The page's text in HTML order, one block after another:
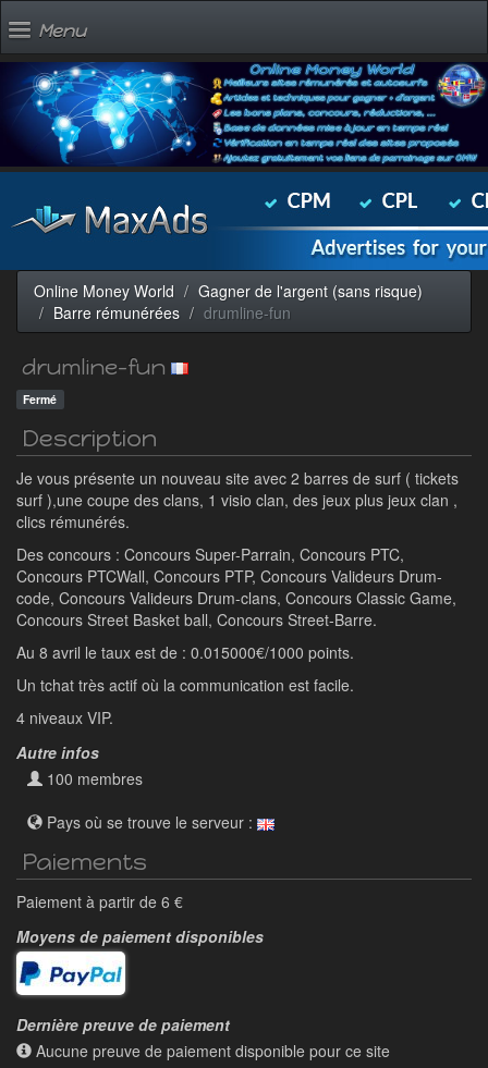
Menu
Online Money World
Gagner de l'argent (sans risque)
Barre rémunérées
drumline-fun
drumline-fun
Fermé
Description
Je vous présente un nouveau site avec 2 barres de surf ( tickets
surf ),une coupe des clans, 1 visio clan, des jeux plus jeux clan ,
clics rémunérés.
Des concours : Concours Super-Parrain, Concours PTC,
Concours PTCWall, Concours PTP, Concours Valideurs Drum-
code, Concours Valideurs Drum-clans, Concours Classic Game,
Concours Street Basket ball, Concours Street-Barre.
Au 8 avril le taux est de : 0.015000€/1000 points.
Un tchat très actif où la communication est facile.
4 niveaux VIP.
Autre infos
100 membres
Pays où se trouve le serveur :
Paiements
Paiement à partir de 6 €
Moyens de paiement disponibles
Dernière preuve de paiement
Aucune preuve de paiement disponible pour ce site